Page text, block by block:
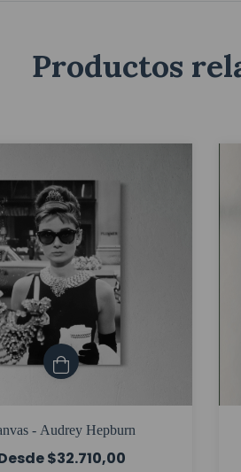
Productos
- Audrey Hepburn
$32.710,00